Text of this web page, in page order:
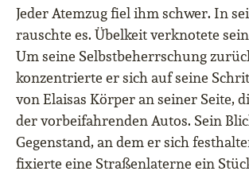
Jeder Atemzug fiel ihm schwer. In
rauschte es. Übelkeit verknotete
Um seine Selbstbeherrschung
konzentrierte er sich auf seine
von Elaisas Körper an seiner Seite,
der vorbeifahrenden Autos. Sein
Gegenstand, an dem er sich
fixierte eine Straßenlaterne ein